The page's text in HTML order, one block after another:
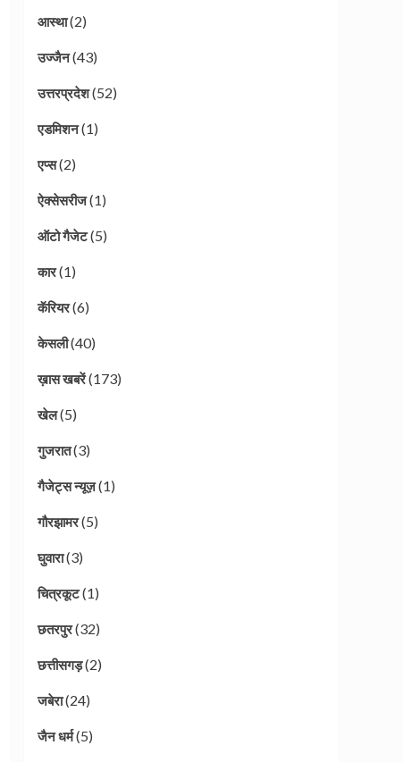
आस्था(2)
उज्जैन(43)
उत्तरप्रदेश(52)
एडमिशन(1)
एप्स(2)
ऐक्सेसरीज(1)
ऑटो गैजेट(5)
कार(1)
कॅरियर(6)
केसली(40)
ख़ास खबरें(173)
खेल(5)
गुजरात(3)
गैजेट्स न्यूज़(1)
गौरझामर(5)
घुवारा(3)
चित्रकूट(1)
छतरपुर(32)
छत्तीसगड़(2)
जबेरा(24)
जैन धर्म(5)